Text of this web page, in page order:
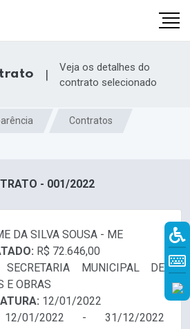
|
Veja os detalhes do
contrato selecionado
Contratos
- 001/2022
DA SILVA SOUSA - ME
R$ 72.646,00
SECRETARIA MUNICIPAL DE
E OBRAS
12/01/2022
12/01/2022 - 31/12/2022